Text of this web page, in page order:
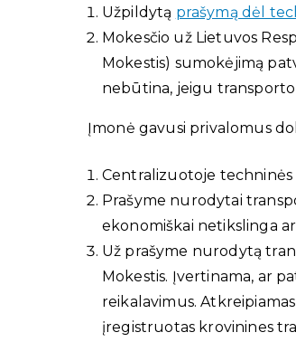
Užpildytą prašymą dėl
Mokesčio už Lietuvos
Mokestis) sumokėjimą
nebūtina, jeigu
Įmonė gavusi privalomus
Centralizuotoje techninės
Prašyme nurodytai
ekonomiškai netikslinga
Už prašyme nurodytą
Mokestis. Įvertinama, ar
reikalavimus.
įregistruotas krovinines